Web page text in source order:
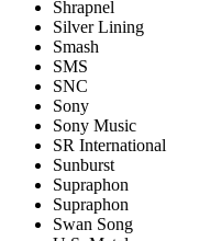
Shrapnel
Silver Lining
Smash
SMS
SNC
Sony
Sony Music
SR International
Sunburst
Supraphon
Supraphon
Swan Song